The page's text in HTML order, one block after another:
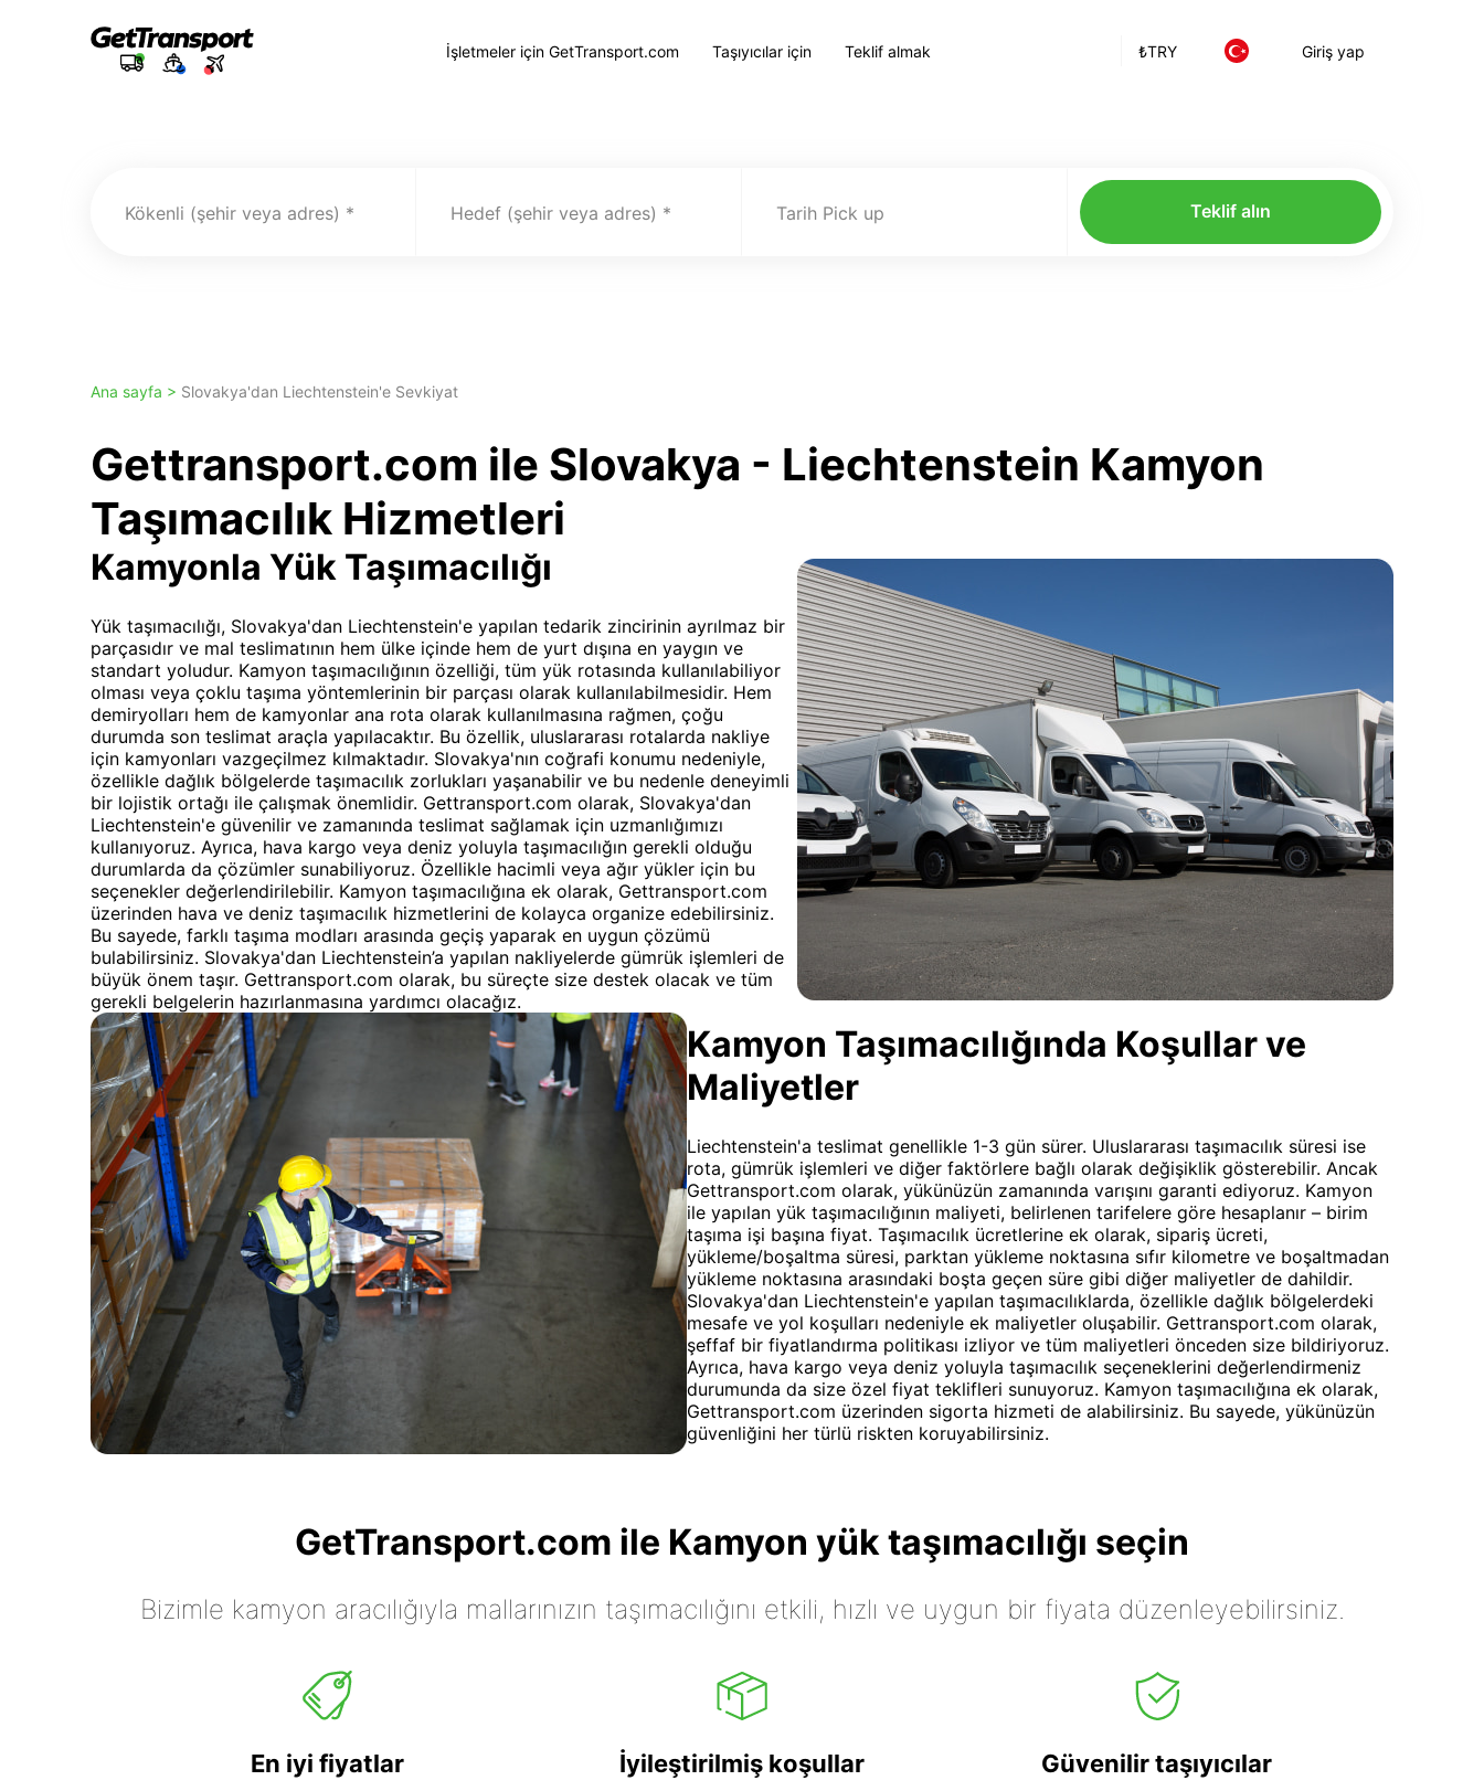
₺TRY Giriş yap
İşletmeler için GetTransport.com Taşıyıcılar için Teklif almak
Kökenli (şehir veya adres) Hedef (şehir veya adres) Tarih Pick up Teklif alın
Ana sayfa > Slovakya'dan Liechtenstein'e Sevkiyat
Gettransport.com ile Slovakya - Liechtenstein Kamyon
Taşımacılık Hizmetleri
Kamyonla Yük Taşımacılığı
Yük taşımacılığı, Slovakya'dan Liechtenstein'e yapılan tedarik zincirinin ayrılmaz bir
parçasıdır ve mal teslimatının hem ülke içinde hem de yurt dışına en yaygın ve
standart yoludur. Kamyon taşımacılığının özelliği, tüm yük rotasında kullanılabiliyor
olması veya çoklu taşıma yöntemlerinin bir parçası olarak kullanılabilmesidir. Hem
demiryolları hem de kamyonlar ana rota olarak kullanılmasına rağmen, çoğu
durumda son teslimat araçla yapılacaktır. Bu özellik, uluslararası rotalarda nakliye
için kamyonları vazgeçilmez kılmaktadır. Slovakya'nın coğrafi konumu nedeniyle,
özellikle dağlık bölgelerde taşımacılık zorlukları yaşanabilir ve bu nedenle deneyimli
bir lojistik ortağı ile çalışmak önemlidir. Gettransport.com olarak, Slovakya'dan
Liechtenstein'e güvenilir ve zamanında teslimat sağlamak için uzmanlığımızı
kullanıyoruz. Ayrıca, hava kargo veya deniz yoluyla taşımacılığın gerekli olduğu
durumlarda da çözümler sunabiliyoruz. Özellikle hacimli veya ağır yükler için bu
seçenekler değerlendirilebilir. Kamyon taşımacılığına ek olarak, Gettransport.com
üzerinden hava ve deniz taşımacılık hizmetlerini de kolayca organize edebilirsiniz.
Bu sayede, farklı taşıma modları arasında geçiş yaparak en uygun çözümü
bulabilirsiniz. Slovakya'dan Liechtenstein’a yapılan nakliyelerde gümrük işlemleri de
büyük önem taşır. Gettransport.com olarak, bu süreçte size destek olacak ve tüm
gerekli belgelerin hazırlanmasına yardımcı olacağız.
Kamyon Taşımacılığında Koşullar ve
Maliyetler
Liechtenstein'a teslimat genellikle 1-3 gün sürer. Uluslararası taşımacılık süresi ise
rota, gümrük işlemleri ve diğer faktörlere bağlı olarak değişiklik gösterebilir. Ancak
Gettransport.com olarak, yükünüzün zamanında varışını garanti ediyoruz. Kamyon
ile yapılan yük taşımacılığının maliyeti, belirlenen tarifelere göre hesaplanır – birim
taşıma işi başına fiyat. Taşımacılık ücretlerine ek olarak, sipariş ücreti,
yükleme/boşaltma süresi, parktan yükleme noktasına sıfır kilometre ve boşaltmadan
yükleme noktasına arasındaki boşta geçen süre gibi diğer maliyetler de dahildir.
Slovakya'dan Liechtenstein'e yapılan taşımacılıklarda, özellikle dağlık bölgelerdeki
mesafe ve yol koşulları nedeniyle ek maliyetler oluşabilir. Gettransport.com olarak,
şeffaf bir fiyatlandırma politikası izliyor ve tüm maliyetleri önceden size bildiriyoruz.
Ayrıca, hava kargo veya deniz yoluyla taşımacılık seçeneklerini değerlendirmeniz
durumunda da size özel fiyat teklifleri sunuyoruz. Kamyon taşımacılığına ek olarak,
Gettransport.com üzerinden sigorta hizmeti de alabilirsiniz. Bu sayede, yükünüzün
güvenliğini her türlü riskten koruyabilirsiniz.
GetTransport.com ile Kamyon yük taşımacılığı seçin
Bizimle kamyon aracılığıyla mallarınızın taşımacılığını etkili, hızlı ve uygun bir fiyata düzenleyebilirsiniz.
En iyi fiyatlar İyileştirilmiş koşullar Güvenilir taşıyıcılar